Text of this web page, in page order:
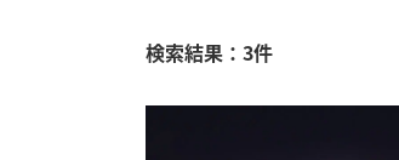
検索結果：3件